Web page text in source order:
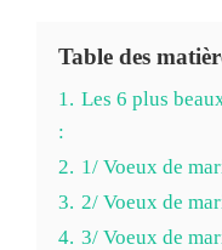
Table des
1. Les 6 plus
:
2. 1/ Voeux de
3. 2/ Voeux de
4. 3/ Voeux de